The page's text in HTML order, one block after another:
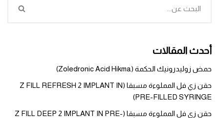
أحدث المقالات
حمض زوليدرونيك الحكمة (Zoledronic Acid Hikma)
حقن زي فل المملوءة مسبقا (Z FILL REFRESH 2 IMPLANT IN
PRE-FILLED SYRINGE)
حقن زي فل المملوءة مسبقا (Z FILL DEEP 2 IMPLANT IN PRE-